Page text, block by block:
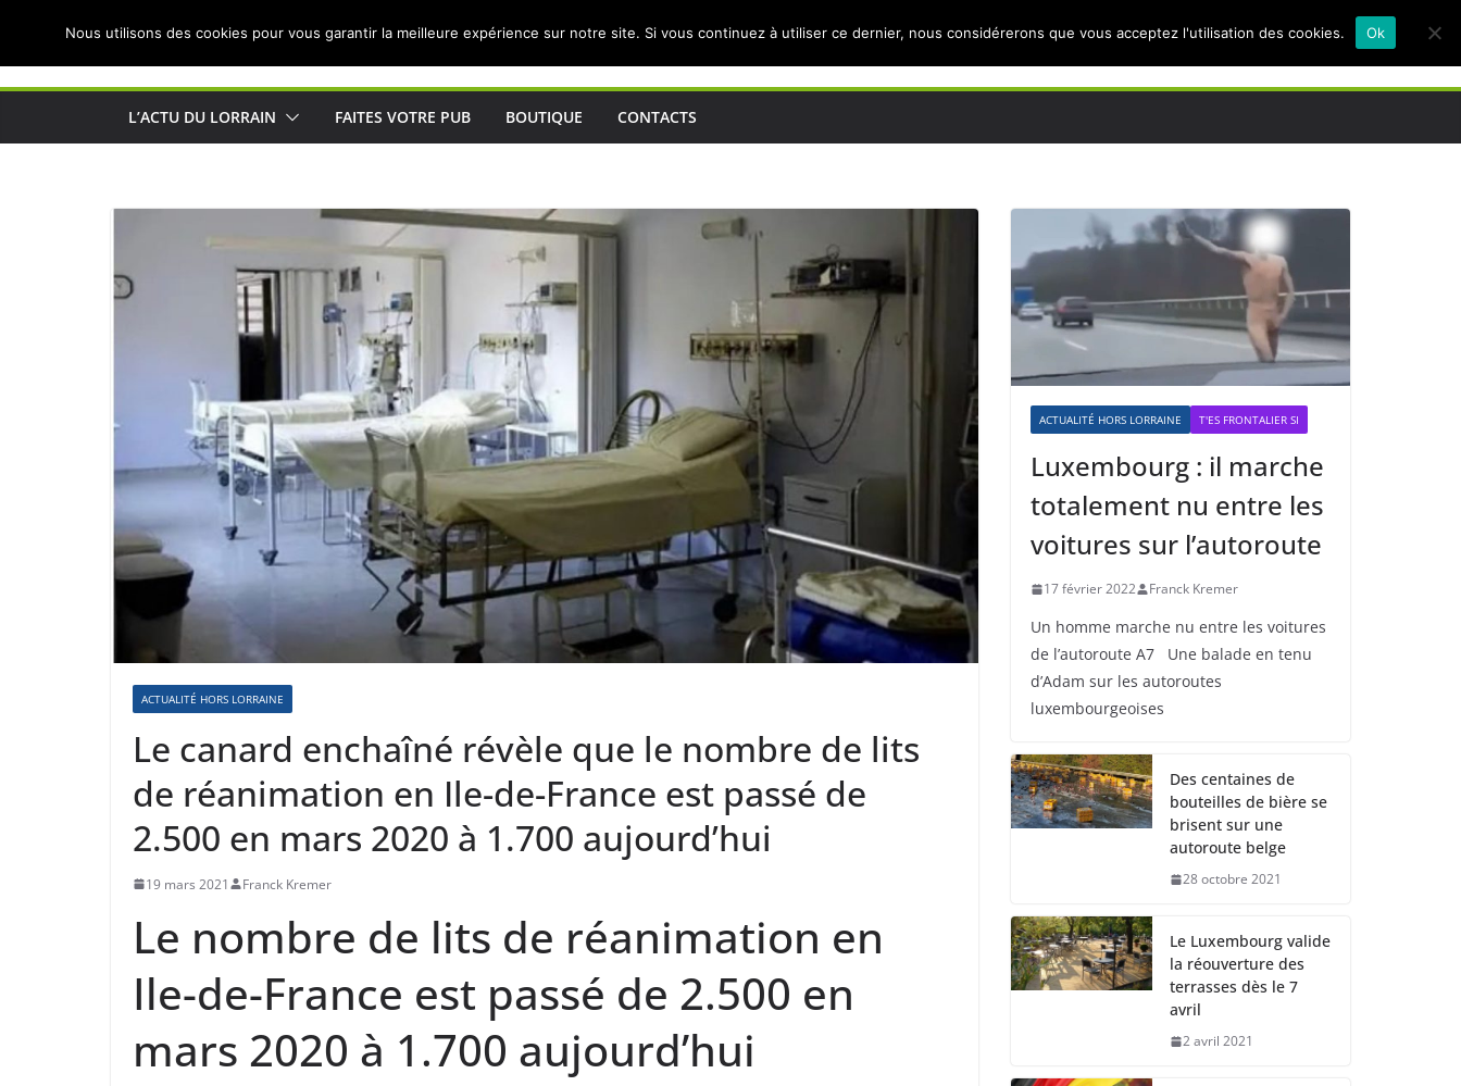
Actualités de Lorraine pour les Lorrains
L’ACTU DU LORRAIN FAITES VOTRE PUB BOUTIQUE CONTACTS
ACTUALITÉ HORS LORRAINE
Le canard enchaîné révèle que le nombre de lits
de réanimation en Ile-de-France est passé de
2.500 en mars 2020 à 1.700 aujourd’hui
19 mars 2021 Franck Kremer
Le nombre de lits de réanimation en
Ile-de-France est passé de 2.500 en
mars 2020 à 1.700 aujourd’hui
ACTUALITÉ HORS LORRAINE T'ES FRONTALIER SI
Luxembourg : il marche
totalement nu entre les
voitures sur l’autoroute
17 février 2022 Franck Kremer
Un homme marche nu entre les voitures
de l’autoroute A7 Une balade en tenu
d’Adam sur les autoroutes
luxembourgeoises
Des centaines de
bouteilles de bière se
brisent sur une
autoroute belge
28 octobre 2021
Le Luxembourg valide
la réouverture des
terrasses dès le 7
avril
2 avril 2021
Nous utilisons des cookies pour vous garantir la meilleure expérience sur notre site. Si vous continuez à utiliser ce dernier, nous considérerons que vous acceptez l'utilisation des cookies. Ok